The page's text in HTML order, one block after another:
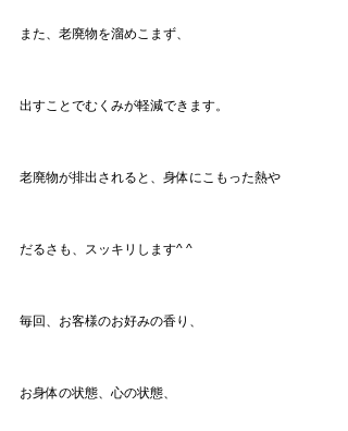
また、老廃物を溜めこまず、
出すことでむくみが軽減できます。
老廃物が排出されると、身体にこもった熱や
だるさも、スッキリします^ ^
毎回、お客様のお好みの香り、
お身体の状態、心の状態、